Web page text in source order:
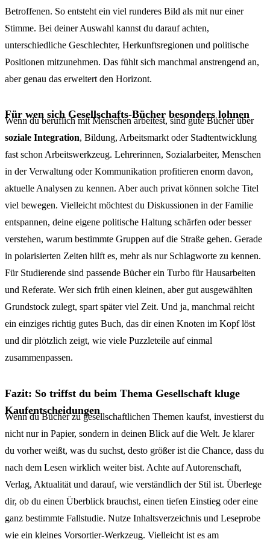
Betroffenen. So entsteht ein viel runderes Bild als mit nur einer
Stimme. Bei deiner Auswahl kannst du darauf achten,
unterschiedliche Geschlechter, Herkunftsregionen und politische
Positionen mitzunehmen. Das fühlt sich manchmal anstrengend an,
aber genau das erweitert den Horizont.
Für wen sich Gesellschafts-Bücher besonders lohnen
Wenn du beruflich mit Menschen arbeitest, sind gute Bücher über
soziale Integration, Bildung, Arbeitsmarkt oder Stadtentwicklung
fast schon Arbeitswerkzeug. Lehrerinnen, Sozialarbeiter, Menschen
in der Verwaltung oder Kommunikation profitieren enorm davon,
aktuelle Analysen zu kennen. Aber auch privat können solche Titel
viel bewegen. Vielleicht möchtest du Diskussionen in der Familie
entspannen, deine eigene politische Haltung schärfen oder besser
verstehen, warum bestimmte Gruppen auf die Straße gehen. Gerade
in polarisierten Zeiten hilft es, mehr als nur Schlagworte zu kennen.
Für Studierende sind passende Bücher ein Turbo für Hausarbeiten
und Referate. Wer sich früh einen kleinen, aber gut ausgewählten
Grundstock zulegt, spart später viel Zeit. Und ja, manchmal reicht
ein einziges richtig gutes Buch, das dir einen Knoten im Kopf löst
und dir plötzlich zeigt, wie viele Puzzleteile auf einmal
zusammenpassen.
Fazit: So triffst du beim Thema Gesellschaft kluge
Kaufentscheidungen
Wenn du Bücher zu gesellschaftlichen Themen kaufst, investierst du
nicht nur in Papier, sondern in deinen Blick auf die Welt. Je klarer
du vorher weißt, was du suchst, desto größer ist die Chance, dass du
nach dem Lesen wirklich weiter bist. Achte auf Autorenschaft,
Verlag, Aktualität und darauf, wie verständlich der Stil ist. Überlege
dir, ob du einen Überblick brauchst, einen tiefen Einstieg oder eine
ganz bestimmte Fallstudie. Nutze Inhaltsverzeichnis und Leseprobe
wie ein kleines Vorsortier-Werkzeug. Vielleicht ist es am